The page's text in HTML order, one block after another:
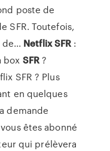
poste de
SFR. Toutefois,
NetflixSFR :
box SFR?
SFR ? Plus
en quelques
demande
êtes abonné
qui prélèvera